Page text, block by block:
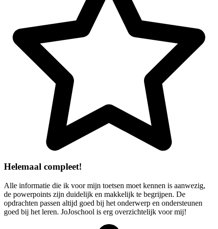
Helemaal compleet!
Alle informatie die ik voor mijn toetsen moet kennen is aanwezig,
de powerpoints zijn duidelijk en makkelijk te begrijpen. De
opdrachten passen altijd goed bij het onderwerp en ondersteunen
goed bij het leren. JoJoschool is erg overzichtelijk voor mij!